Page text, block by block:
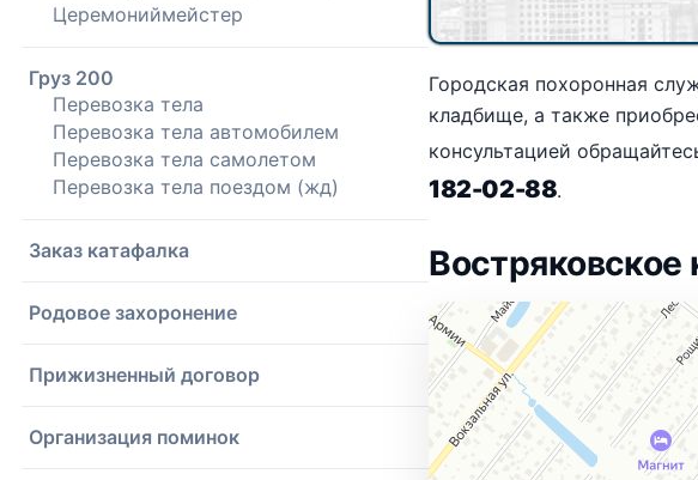
Церемониймейстер
Груз 200
Перевозка тела
Перевозка тела автомобилем
Перевозка тела самолетом
Перевозка тела поездом (жд)
Заказ катафалка
Родовое захоронение
Прижизненный договор
Организация поминок
Городская похоронная
кладбище, а также
консультацией
182-02-88.
Востряковское